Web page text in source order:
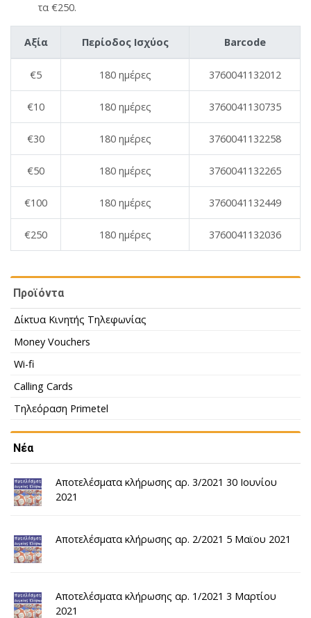
τα €250.
Aξία Περίοδος Ισχύος Barcode
€5 180 ημέρες 3760041132012
€10 180 ημέρες 3760041130735
€30 180 ημέρες 3760041132258
€50 180 ημέρες 3760041132265
€100 180 ημέρες 3760041132449
€250 180 ημέρες 3760041132036
Προϊόντα
Δίκτυα Κινητής Τηλεφωνίας
Money Vouchers
Wi-fi
Calling Cards
Τηλεόραση Primetel
Νέα
Αποτελέσματα κλήρωσης αρ. 3/2021 30 Ιουνίου
2021
Αποτελέσματα κλήρωσης αρ. 2/2021 5 Μαϊου 2021
Αποτελέσματα κλήρωσης αρ. 1/2021 3 Μαρτίου
2021